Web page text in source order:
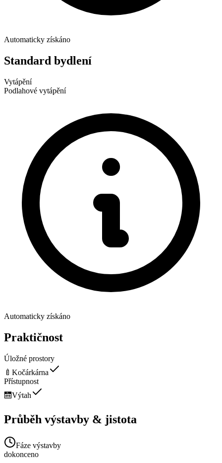
Automaticky získáno
Standard bydlení
Vytápění
Podlahové vytápění
Automaticky získáno
Praktičnost
Úložné prostory
🍼 Kočárkárna
Přístupnost
🛗Výtah
Průběh výstavby & jistota
Fáze výstavby
dokonceno